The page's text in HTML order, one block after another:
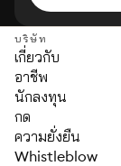
บริษัท
เกี่ยวกับ
อาชีพ
นักลงทุน
กด
ความยั่งยืน
Whistleblow